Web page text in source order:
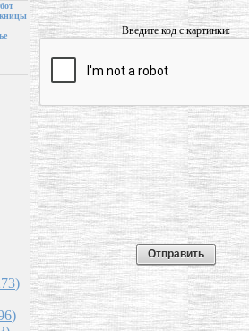
)
)
Введите код с картинки: